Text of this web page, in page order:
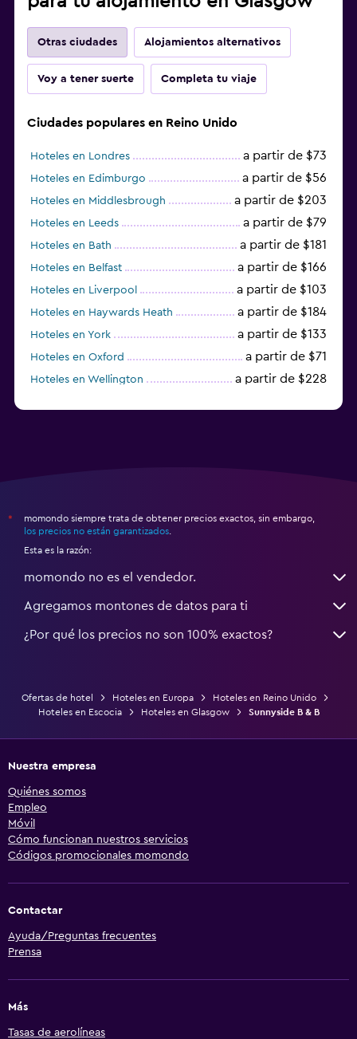
Otras ciudades Alojamientos alternativos
Voy a tener suerte Completa tu viaje
Ciudades populares en Reino Unido
Hoteles en Londres a partir de $73
Hoteles en Edimburgo a partir de $56
Hoteles en Middlesbrough a partir de $203
Hoteles en Leeds a partir de $79
Hoteles en Bath a partir de $181
Hoteles en Belfast a partir de $166
Hoteles en Liverpool a partir de $103
Hoteles en Haywards Heath a partir de $184
Hoteles en York a partir de $133
Hoteles en Oxford a partir de $71
Hoteles en Wellington a partir de $228
*
momondo siempre trata de obtener precios exactos, sin embargo,
los precios no están garantizados
Esta es la razón:
momondo no es el vendedor.
Agregamos montones de datos para ti
¿Por qué los precios no son 100% exactos?
Ofertas de hotel Hoteles en Europa
Hoteles en Reino Unido
Hoteles en Escocia
Hoteles en Glasgow Sunnyside B & B
Nuestra empresa
Quiénes somos
Empleo
Móvil
Cómo funcionan nuestros servicios
Códigos promocionales momondo
Contactar
Ayuda/Preguntas frecuentes
Prensa
Más
Tasas de aerolíneas